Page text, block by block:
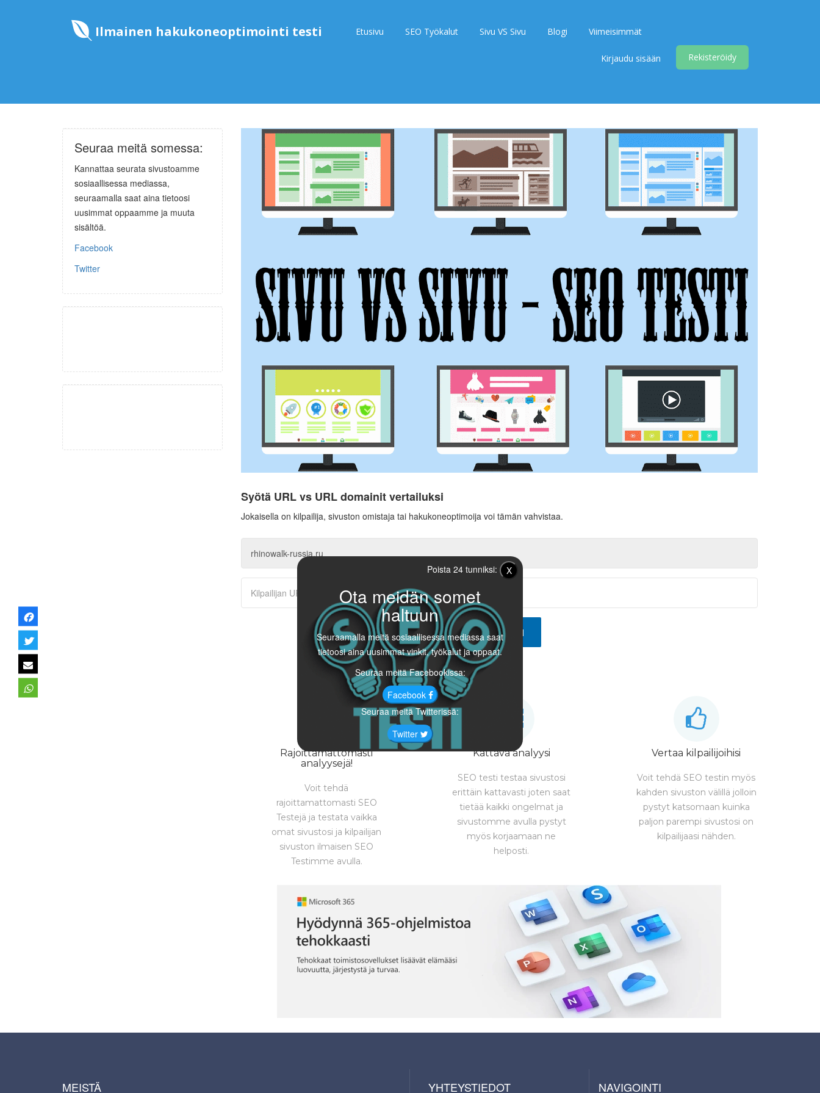
Ilmainen hakukoneoptimointi testi Etusivu SEO Työkalut Sivu VS Sivu Blogi Viimeisimmät
Kirjaudu sisään Rekisteröidy
Seuraa meitä somessa:
Kannattaa seurata sivustoamme
sosiaallisessa mediassa,
seuraamalla saat aina tietoosi
uusimmat oppaamme ja muuta
sisältöä.
Facebook
Twitter
Syötä URL vs URL domainit vertailuksi
Jokaisella on kilpailija, sivuston omistaja tai hakukoneoptimoija voi tämän vahvistaa.
ANALYSOI
Rajoittamattomasti
analyysejä!
Voit tehdä
rajoittamattomasti SEO
Testejä ja testata vaikka
omat sivustosi ja kilpailijan
sivuston ilmaisen SEO
Testimme avulla.
Kattava analyysi
SEO testi testaa sivustosi
erittäin kattavasti joten saat
tietää kaikki ongelmat ja
sivustomme avulla pystyt
myös korjaamaan ne
helposti.
Vertaa kilpailijoihisi
Voit tehdä SEO testin myös
kahden sivuston välillä jolloin
pystyt katsomaan kuinka
paljon parempi sivustosi on
kilpailijaasi nähden.
MEISTÄ YHTEYSTIEDOT NAVIGOINTI
Ota meidän somet
haltuun
Seuraamalla meitä sosiaallisessa mediassa saat
tietoosi aina uusimmat vinkit, työkalut ja oppaat.
Seuraa meitä Facebookissa:
Facebook
Seuraa meitä Twitterissä:
Twitter
Poista 24 tunniksi: X